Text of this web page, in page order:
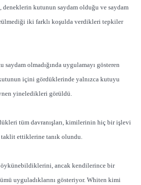
deneklerin kutunun saydam olduğu ve saydam
iki farklı koşulda verdikleri tepkiler
saydam olmadığında uygulamayı gösteren
içini gördüklerinde yalnızca kutuyu
yineledikleri görüldü.
tüm davranışları, kimilerinin hiç bir işlevi
taklit ettiklerine tanık olundu.
öykünebildiklerini, ancak kendilerince bir
uyguladıklarını gösteriyor. Whiten kimi